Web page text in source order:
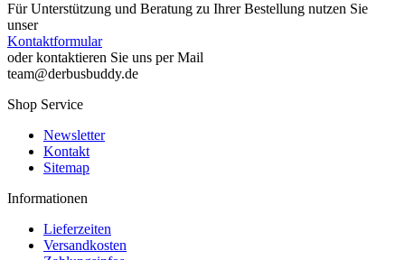
Für Unterstützung und Beratung zu Ihrer Bestellung nutzen Sie
unser
Kontaktformular
oder kontaktieren Sie uns per Mail
team@derbusbuddy.de
Shop Service
Newsletter
Kontakt
Sitemap
Informationen
Lieferzeiten
Versandkosten